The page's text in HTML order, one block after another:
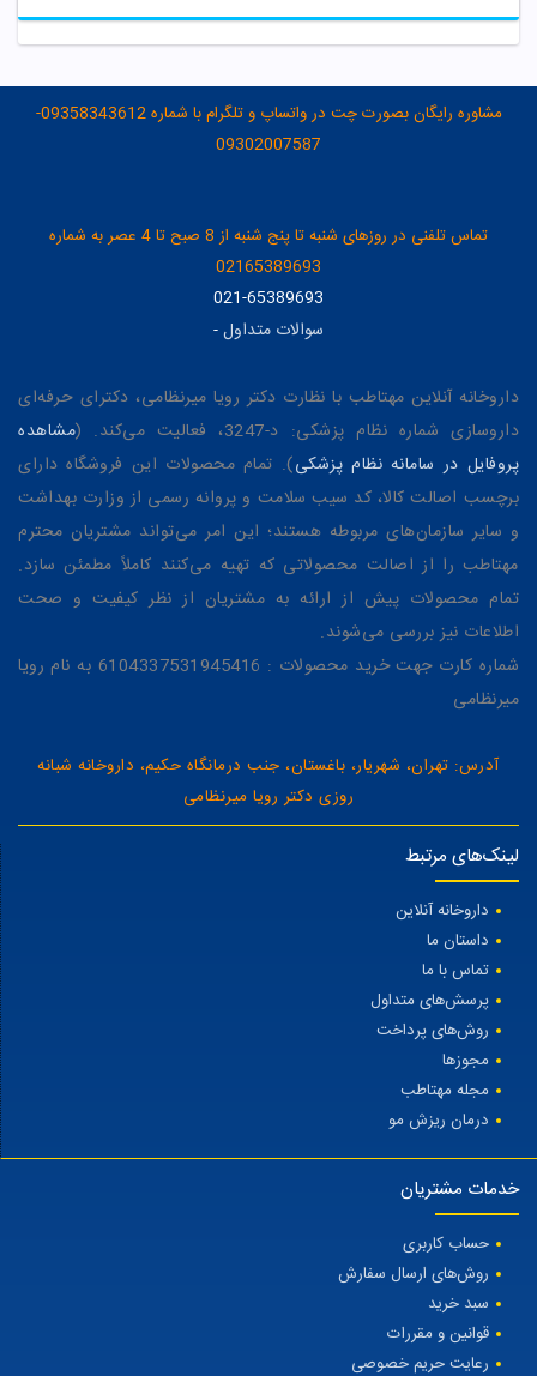
مشاوره رایگان بصورت چت در واتساپ و تلگرام با شماره 09358343612-
09302007587
تماس تلفنی در روزهای شنبه تا پنج شنبه از 8 صبح تا 4 عصر به شماره
02165389693
021-65389693
سوالات متداول-
داروخانه آنلاین مهتاطب با نظارت دکتر رویا میرنظامی، دکترای حرفه‌ای
داروسازی شماره نظام پزشکی: د-3247، فعالیت می‌کند. (
مشاهده
پروفایل در سامانه نظام پزشکی). تمام محصولات این فروشگاه دارای
برچسب اصالت کالا، کد سیب سلامت و پروانه رسمی از وزارت بهداشت
و سایر سازمان‌های مربوطه هستند؛ این امر می‌تواند مشتریان محترم
مهتاطب را از اصالت محصولاتی که تهیه می‌کنند کاملاً مطمئن سازد.
تمام محصولات پیش از ارائه به مشتریان از نظر کیفیت و صحت
اطلاعات نیز بررسی می‌شوند.
شماره کارت جهت خرید محصولات : 6104337531945416 به نام رویا
میرنظامی
آدرس: تهران، شهریار، باغستان، جنب درمانگاه حکیم، داروخانه شبانه
روزی دکتر رویا میرنظامی
لینک‌های مرتبط
داروخانه آنلاین
داستان ما
تماس با ما
پرسش‌های متداول
روش‌های پرداخت
مجوزها
مجله مهتاطب
درمان ریزش مو
خدمات مشتریان
حساب کاربری
روش‌های ارسال سفارش
سبد خرید
قوانین و مقررات
رعایت حریم خصوصی